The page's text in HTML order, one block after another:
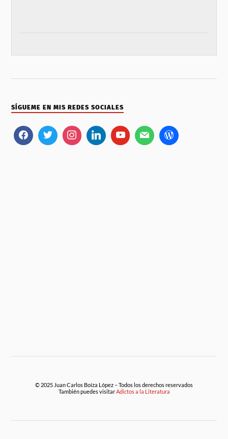
SÍGUEME EN MIS REDES SOCIALES
© 2025 Juan Carlos Boíza López – Todos los derechos reservados
También puedes visitarAdictos a la Literatura